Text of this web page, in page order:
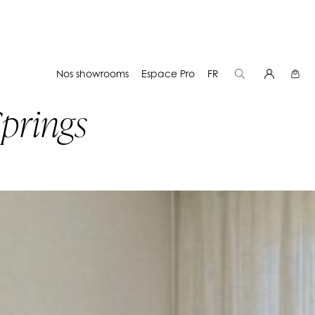
Nos showrooms Espace Pro FR